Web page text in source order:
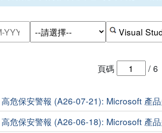
尋日期範圍的開始日期，格式為日日-月月-
請輸入搜尋日期範圍的結束日期
按關鍵字或
頁碼 / 6
高危保安警報 (A26-07-21): Microsoft 產
高危保安警報 (A26-06-18): Microsoft 產